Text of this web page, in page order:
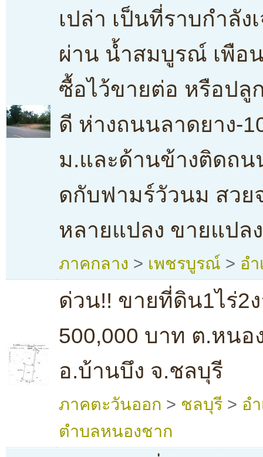
เปล่า เป็นที่ราบกำลั
ผ่าน น้ำสมบูรณ์ เพือ
ซื้อไว้ขายต่อ หรือปลู
ดี ห่างถนนลาดยาง-
ม.และด้านข้างติดถ
ดกับฟามร์วัวนม สวย
หลายแปลง ขายแปล
ภาคกลาง > เพชรบูรณ์ > อ
ด่วน!! ขายที่ดิน1ไร่2
500,000 บาท ต.หนอ
อ.บ้านบึง จ.ชลบุรี
ภาคตะวันออก > ชลบุรี > อ
ตำบลหนองชาก